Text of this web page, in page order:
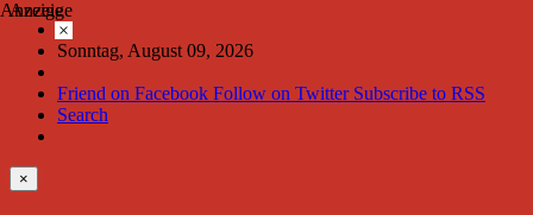
Sonntag, August 09, 2026
Friend on Facebook Follow on Twitter Subscribe to RSS
Search
×
Anzeige
×
Anzeige